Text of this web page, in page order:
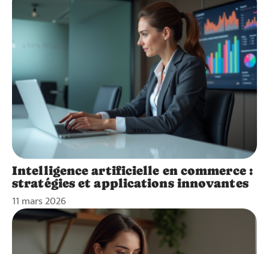
Intelligence artificielle en commerce :
stratégies et applications innovantes
11 mars 2026